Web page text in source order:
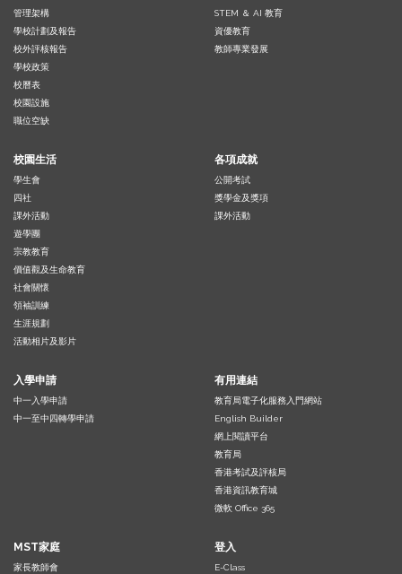
管理架構
學校計劃及報告
校外評核報告
學校政策
校曆表
校園設施
職位空缺
STEM ＆ AI 教育
資優教育
教師專業發展
校園生活
學生會
四社
課外活動
遊學團
宗教教育
價值觀及生命教育
社會關懷
領袖訓練
生涯規劃
活動相片及影片
各項成就
公開考試
獎學金及獎項
課外活動
入學申請
中一入學申請
中一至中四轉學申請
有用連結
教育局電子化服務入門網站
English Builder
網上閱讀平台
教育局
香港考試及評核局
香港資訊教育城
微軟 Office 365
MST家庭
家長教師會
登入
E-Class